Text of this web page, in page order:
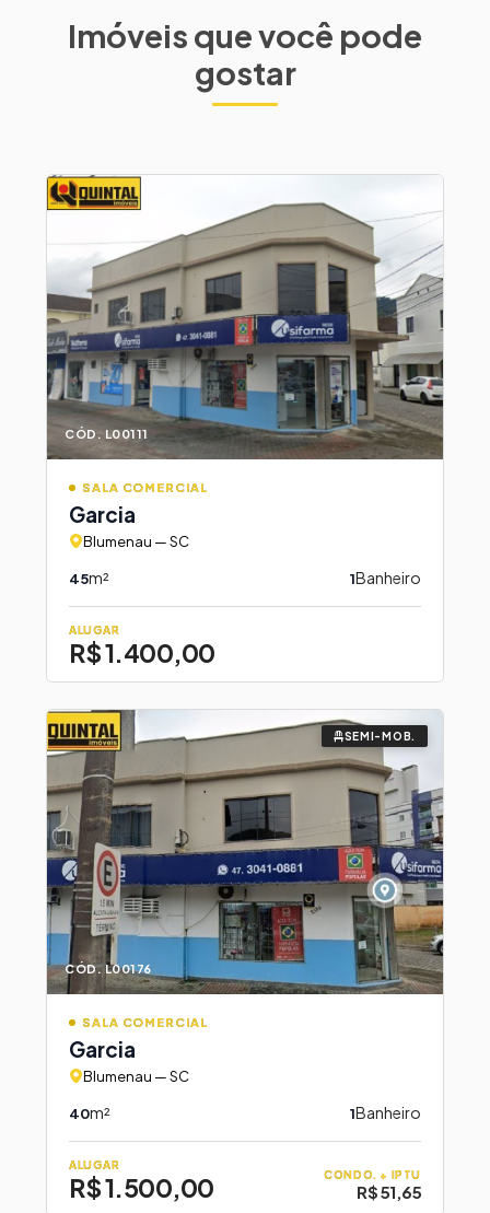
Imóveis que você pode
gostar
CÓD. L00111
SALA COMERCIAL
Garcia
Blumenau — SC
45m² 1Banheiro
ALUGAR
R$ 1.400,00
SEMI-MOB.
CÓD. L00176
SALA COMERCIAL
Garcia
Blumenau — SC
40m² 1Banheiro
ALUGAR
R$ 1.500,00 CONDO. + IPTU
R$ 51,65